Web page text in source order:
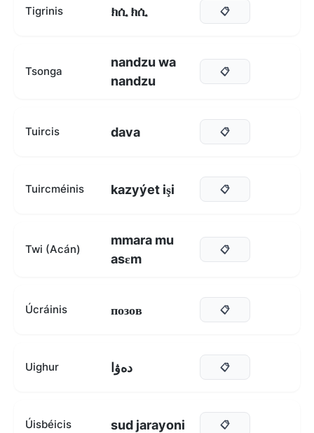
Tigrinis ክሲ ክሲ 📋
Tsonga
nandzu wa
nandzu
📋
Tuircis dava 📋
Tuircméinis kazyýet işi 📋
Twi (Acán)
mmara mu
asɛm
📋
Úcráinis позов 📋
Uighur دەۋا 📋
Úisbéicis sud jarayoni 📋